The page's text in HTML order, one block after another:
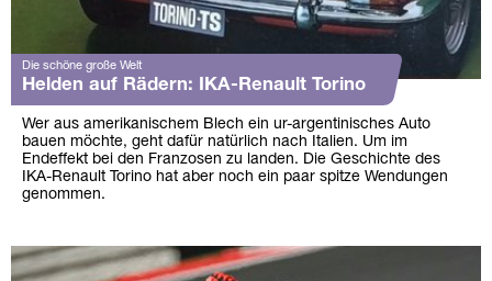
Die schöne große Welt
Helden auf Rädern: IKA-Renault Torino
Wer aus amerikanischem Blech ein ur-argentinisches Auto
bauen möchte, geht dafür natürlich nach Italien. Um im
Endeffekt bei den Franzosen zu landen. Die Geschichte des
IKA-Renault Torino hat aber noch ein paar spitze Wendungen
genommen.